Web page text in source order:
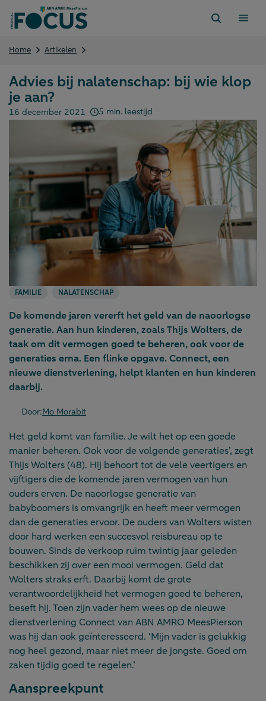
naar
Home Artikelen
bij
klop
je
aan?
Advies bij nalatenschap: bij wie klop
je aan?
Gepubliceerd op:
16 december 2021 5 min. leestijd
FAMILIE NALATENSCHAP
De komende jaren vererft het geld van de naoorlogse
generatie. Aan hun kinderen, zoals Thijs Wolters, de
taak om dit vermogen goed te beheren, ook voor de
generaties erna. Een flinke opgave. Connect, een
nieuwe dienstverlening, helpt klanten en hun kinderen
daarbij.
Door:Mo Morabit
Het geld komt van familie. Je wilt het op een goede
manier beheren. Ook voor de volgende generaties’, zegt
Thijs Wolters (48). Hij behoort tot de vele veertigers en
vijftigers die de komende jaren vermogen van hun
ouders erven. De naoorlogse generatie van
babyboomers is omvangrijk en heeft meer vermogen
dan de generaties ervoor. De ouders van Wolters wisten
door hard werken een succesvol reisbureau op te
bouwen. Sinds de verkoop ruim twintig jaar geleden
beschikken zij over een mooi vermogen. Geld dat
Wolters straks erft. Daarbij komt de grote
verantwoordelijkheid het vermogen goed te beheren,
beseft hij. Toen zijn vader hem wees op de nieuwe
dienstverlening Connect van ABN AMRO MeesPierson
was hij dan ook geïnteresseerd. ‘Mijn vader is gelukkig
nog heel gezond, maar niet meer de jongste. Goed om
zaken tijdig goed te regelen.’
Aanspreekpunt